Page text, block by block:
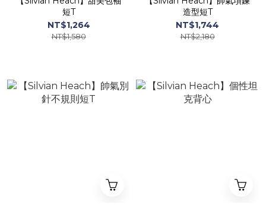
短T
NT$1,264
NT$1,580
造型短T
NT$1,744
NT$2,180